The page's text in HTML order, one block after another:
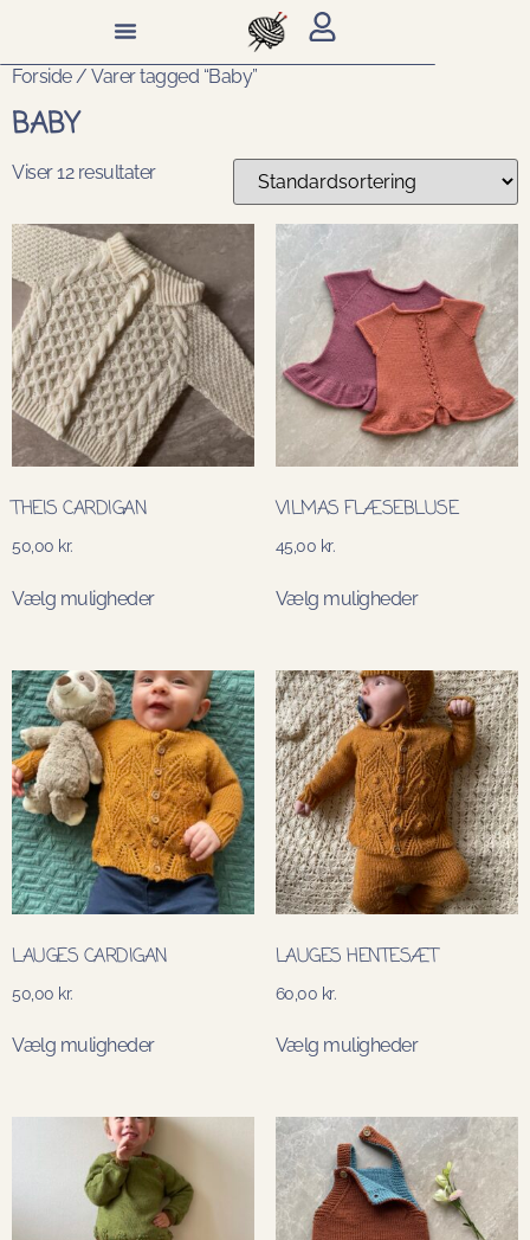
Forside/ Varer tagged “Baby”
BABY
Viser 12 resultater
THEIS CARDIGAN
50,00 kr.
Vælg muligheder
VILMAS FLÆSEBLUSE
45,00 kr.
Vælg muligheder
LAUGES CARDIGAN
50,00 kr.
Vælg muligheder
LAUGES HENTESÆT
60,00 kr.
Vælg muligheder